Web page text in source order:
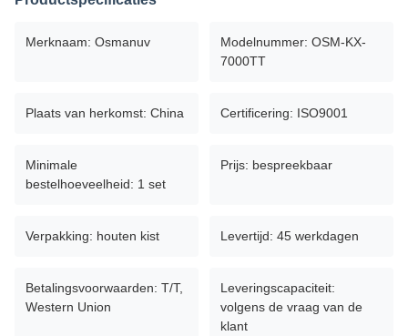
Merknaam: Osmanuv
Modelnummer: OSM-KX-
7000TT
Plaats van herkomst: China Certificering: ISO9001
Minimale
bestelhoeveelheid: 1 set
Prijs: bespreekbaar
Verpakking: houten kist Levertijd: 45 werkdagen
Betalingsvoorwaarden: T/T,
Western Union
Leveringscapaciteit:
volgens de vraag van de
klant